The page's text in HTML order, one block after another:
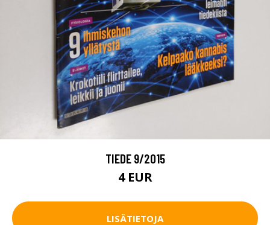
TIEDE 9/2015
4 EUR
LISÄTIETOJA